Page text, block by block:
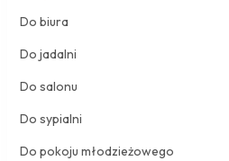
Do biura
Do jadalni
Do salonu
Do sypialni
Do pokoju młodzieżowego